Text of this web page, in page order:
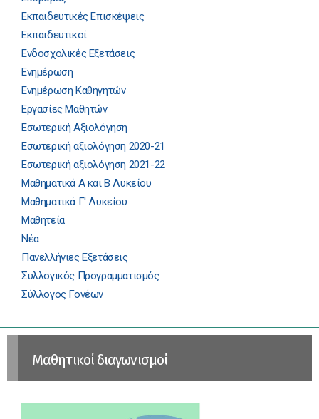
Εκπαιδευτικές Επισκέψεις
Εκπαιδευτικοί
Ενδοσχολικές Εξετάσεις
Ενημέρωση
Ενημέρωση Καθηγητών
Εργασίες Μαθητών
Εσωτερική Αξιολόγηση
Εσωτερική αξιολόγηση 2020-21
Εσωτερική αξιολόγηση 2021-22
Μαθηματικά Α και Β Λυκείου
Μαθηματικά Γ' Λυκείου
Μαθητεία
Νέα
Πανελλήνιες Εξετάσεις
Συλλογικός Προγραμματισμός
Σύλλογος Γονέων
Μαθητικοί διαγωνισμοί